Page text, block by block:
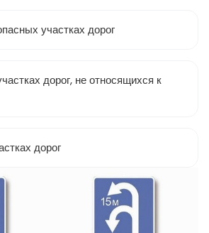
участках дорог
дорог, не относящихся к
дорог